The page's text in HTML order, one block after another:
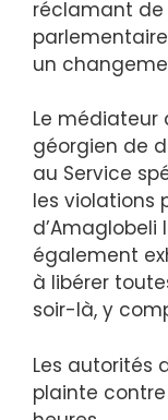
réclamant de
un
Le médiateur
géorgien de
au Service
les violations
d’Amaglobeli
également
à libérer
soir-là, y
Les autorités
plainte